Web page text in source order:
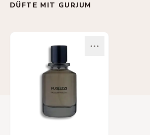
DÜFTE MIT GURJUM